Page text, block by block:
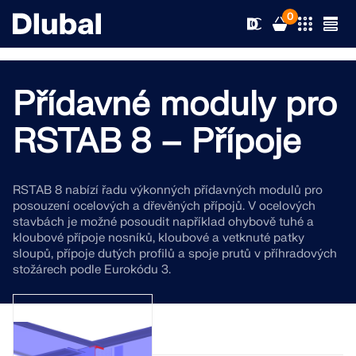
0
Řešení
Oblasti použití
Normy
Online služby
RFEM 6
Jediný program pro statické výpočty, který
potřebujete
Více informací
Podpora
Podpora
Školení
Servis
Novinky
Novinky
Školení
Zdroje
Stáhnout plnou verzi
Vzdělávání
Přídavné moduly pro
RSTAB 8 – Přípoje
RSTAB 8 nabízí řadu výkonných přídavných modulů pro
posouzení ocelových a dřevěných přípojů. V ocelových
stavbách je možné posoudit například ohybově tuhé a
kloubové přípoje nosníků, kloubové a vetknuté patky
sloupů, přípoje dutých profilů a spoje prutů v příhradových
stožárech podle Eurokódu 3.